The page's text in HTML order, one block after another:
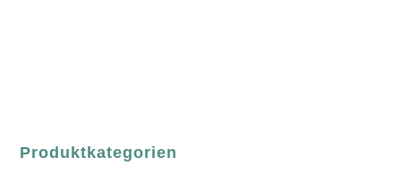
Produktkategorien